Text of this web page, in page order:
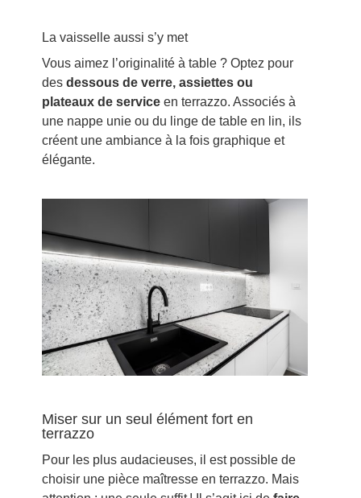
La vaisselle aussi s’y met
Vous aimez l’originalité à table ? Optez pour
des dessous de verre, assiettes ou
plateaux de serviceen terrazzo. Associés à
une nappe unie ou du linge de table en lin, ils
créent une ambiance à la fois graphique et
élégante.
Miser sur un seul élément fort en
terrazzo
Pour les plus audacieuses, il est possible de
choisir une pièce maîtresse en terrazzo. Mais